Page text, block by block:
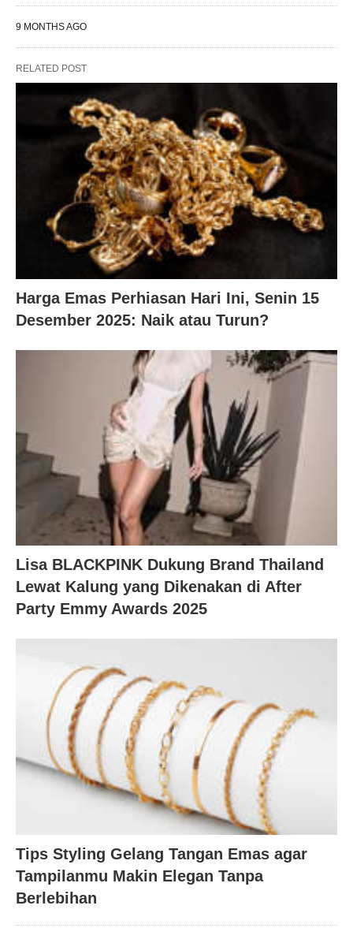
9 MONTHS AGO
RELATED POST
Harga Emas Perhiasan Hari Ini, Senin 15
Desember 2025: Naik atau Turun?
Lisa BLACKPINK Dukung Brand Thailand
Lewat Kalung yang Dikenakan di After
Party Emmy Awards 2025
Tips Styling Gelang Tangan Emas agar
Tampilanmu Makin Elegan Tanpa
Berlebihan